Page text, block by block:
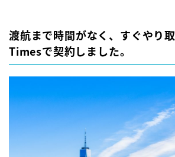
渡航まで時間がなく、すぐやり
Timesで契約しました。